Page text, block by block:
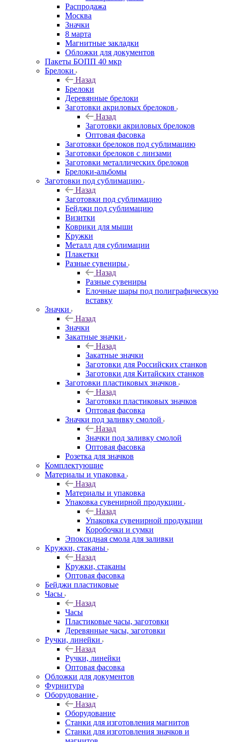
Распродажа
Москва
Значки
8 марта
Магнитные закладки
Обложки для документов
Пакеты БОПП 40 мкр
Брелоки
Назад
Брелоки
Деревянные брелоки
Заготовки акриловых брелоков
Назад
Заготовки акриловых брелоков
Оптовая фасовка
Заготовки брелоков под сублимацию
Заготовки брелоков с линзами
Заготовки металлических брелоков
Брелоки-альбомы
Заготовки под сублимацию
Назад
Заготовки под сублимацию
Бейджи под сублимацию
Визитки
Коврики для мыши
Кружки
Металл для сублимации
Плакетки
Разные сувениры
Назад
Разные сувениры
Елочные шары под полиграфическую
вставку
Значки
Назад
Значки
Закатные значки
Назад
Закатные значки
Заготовки для Российских станков
Заготовки для Китайских станков
Заготовки пластиковых значков
Назад
Заготовки пластиковых значков
Оптовая фасовка
Значки под заливку смолой
Назад
Значки под заливку смолой
Оптовая фасовка
Розетка для значков
Комплектующие
Материалы и упаковка
Назад
Материалы и упаковка
Упаковка сувенирной продукции
Назад
Упаковка сувенирной продукции
Коробочки и сумки
Эпоксидная смола для заливки
Кружки, стаканы
Назад
Кружки, стаканы
Оптовая фасовка
Бейджи пластиковые
Часы
Назад
Часы
Пластиковые часы, заготовки
Деревянные часы, заготовки
Ручки, линейки
Назад
Ручки, линейки
Оптовая фасовка
Обложки для документов
Фурнитура
Оборудование
Назад
Оборудование
Станки для изготовления магнитов
Станки для изготовления значков и